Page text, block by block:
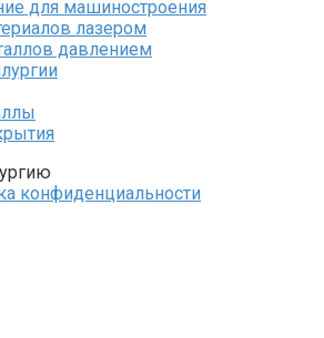
для машиностроения
лазером
давлением
конфиденциальности